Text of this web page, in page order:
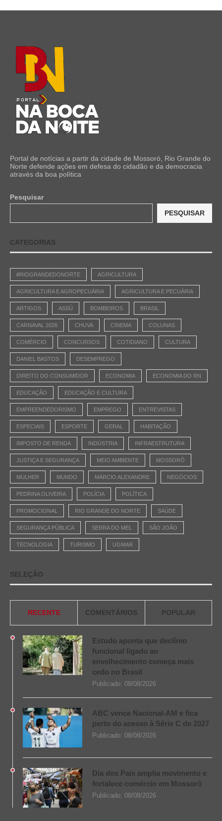
Portal de notícias a partir da cidade de Mossoró, Rio Grande do
Norte defende ações em defesa do cidadão e da democracia
através da boa política
Pesquisar
PESQUISAR
CATEGORIAS
#RIOGRANDEDONORTE AGRICULTURA
AGRICULTURA E AGROPECUÁRIA AGRICULTURA E PECUÁRIA
ARTIGOS ASSÚ BOMBEIROS BRASIL
CARNAVAL 2026 CHUVA CINEMA COLUNAS
COMÉRCIO CONCURSOS COTIDIANO CULTURA
DANIEL BASTOS DESEMPREGO
DIREITO DO CONSUMIDOR ECONOMIA ECONOMIA DO RN
EDUCAÇÃO EDUCAÇÃO E CULTURA
EMPREENDEDORISMO EMPREGO ENTREVISTAS
ESPECIAIS ESPORTE GERAL HABITAÇÃO
IMPOSTO DE RENDA INDÚSTRIA INFRAESTRUTURA
JUSTIÇA E SEGURANÇA MEIO AMBIENTE MOSSORÓ
MULHER MUNDO MÁRCIO ALEXANDRE NEGÓCIOS
PEDRINA OLIVEIRA POLÍCIA POLÍTICA
PROMOCIONAL RIO GRANDE DO NORTE SAÚDE
SEGURANÇA PÚBLICA SERRA DO MEL SÃO JOÃO
TECNOLOGIA TURISMO UGMAR
SELEÇÃO
RECENTE COMENTÁRIOS POPULAR
Estudo aponta que declínio
funcional ligado ao
envelhecimento começa mais
cedo no Brasil
Publicado: 08/08/2026
ABC vence Nacional-AM e fica
perto do acesso à Série C de 2027
Publicado: 08/08/2026
Dia dos Pais amplia movimento e
fortalece comércio em Mossoró
Publicado: 08/08/2026